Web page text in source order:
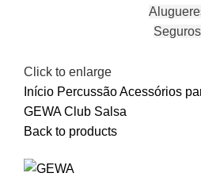
Seguros
Click to enlarge
Início PercussãoAcessórios
GEWA Club Salsa
Back to products